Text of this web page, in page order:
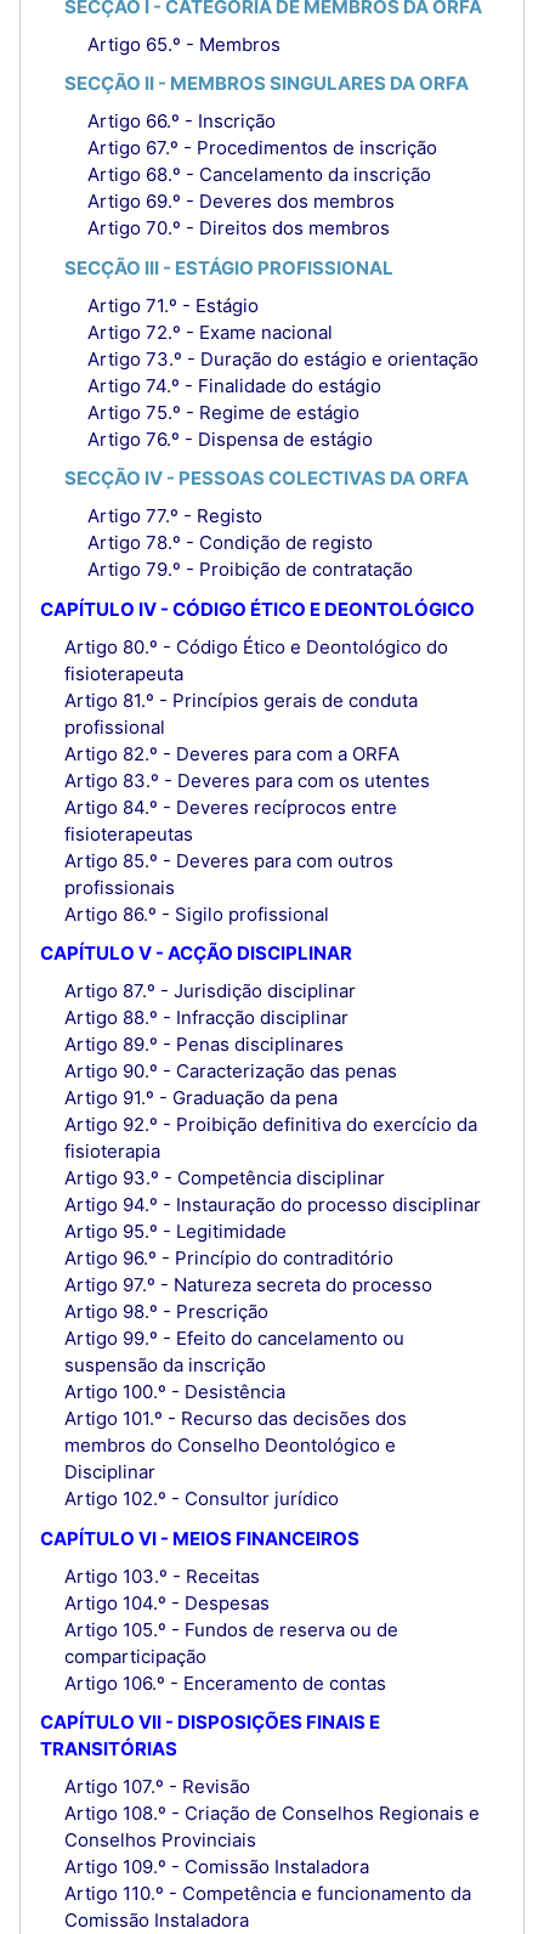
SECÇÃO I - CATEGORIA DE MEMBROS DA ORFA
Artigo 65.º - Membros
SECÇÃO II - MEMBROS SINGULARES DA ORFA
Artigo 66.º - Inscrição
Artigo 67.º - Procedimentos de inscrição
Artigo 68.º - Cancelamento da inscrição
Artigo 69.º - Deveres dos membros
Artigo 70.º - Direitos dos membros
SECÇÃO III - ESTÁGIO PROFISSIONAL
Artigo 71.º - Estágio
Artigo 72.º - Exame nacional
Artigo 73.º - Duração do estágio e orientação
Artigo 74.º - Finalidade do estágio
Artigo 75.º - Regime de estágio
Artigo 76.º - Dispensa de estágio
SECÇÃO IV - PESSOAS COLECTIVAS DA ORFA
Artigo 77.º - Registo
Artigo 78.º - Condição de registo
Artigo 79.º - Proibição de contratação
CAPÍTULO IV - CÓDIGO ÉTICO E DEONTOLÓGICO
Artigo 80.º - Código Ético e Deontológico do
fisioterapeuta
Artigo 81.º - Princípios gerais de conduta
profissional
Artigo 82.º - Deveres para com a ORFA
Artigo 83.º - Deveres para com os utentes
Artigo 84.º - Deveres recíprocos entre
fisioterapeutas
Artigo 85.º - Deveres para com outros
profissionais
Artigo 86.º - Sigilo profissional
CAPÍTULO V - ACÇÃO DISCIPLINAR
Artigo 87.º - Jurisdição disciplinar
Artigo 88.º - Infracção disciplinar
Artigo 89.º - Penas disciplinares
Artigo 90.º - Caracterização das penas
Artigo 91.º - Graduação da pena
Artigo 92.º - Proibição definitiva do exercício da
fisioterapia
Artigo 93.º - Competência disciplinar
Artigo 94.º - Instauração do processo disciplinar
Artigo 95.º - Legitimidade
Artigo 96.º - Princípio do contraditório
Artigo 97.º - Natureza secreta do processo
Artigo 98.º - Prescrição
Artigo 99.º - Efeito do cancelamento ou
suspensão da inscrição
Artigo 100.º - Desistência
Artigo 101.º - Recurso das decisões dos
membros do Conselho Deontológico e
Disciplinar
Artigo 102.º - Consultor jurídico
CAPÍTULO VI - MEIOS FINANCEIROS
Artigo 103.º - Receitas
Artigo 104.º - Despesas
Artigo 105.º - Fundos de reserva ou de
comparticipação
Artigo 106.º - Enceramento de contas
CAPÍTULO VII - DISPOSIÇÕES FINAIS E
TRANSITÓRIAS
Artigo 107.º - Revisão
Artigo 108.º - Criação de Conselhos Regionais e
Conselhos Provinciais
Artigo 109.º - Comissão Instaladora
Artigo 110.º - Competência e funcionamento da
Comissão Instaladora